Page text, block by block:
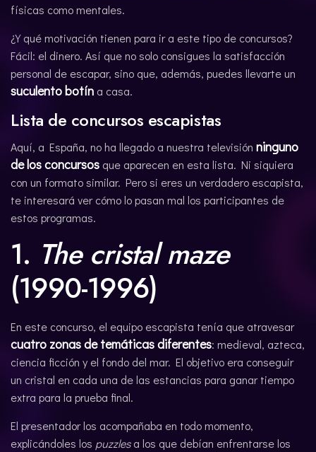
físicas como mentales.
¿Y qué motivación tienen para ir a este tipo de concursos?
Fácil: el dinero. Así que no solo consigues la satisfacción
personal de escapar, sino que, además, puedes llevarte un
suculento botín a casa.
Lista de concursos escapistas
Aquí, a España, no ha llegado a nuestra televisión ninguno
de los concursos que aparecen en esta lista. Ni siquiera
con un formato similar. Pero si eres un verdadero escapista,
te interesará ver cómo lo pasan mal los participantes de
estos programas.
1. The cristal maze
(1990-1996)
En este concurso, el equipo escapista tenía que atravesar
cuatro zonas de temáticas diferentes: medieval, azteca,
ciencia ficción y el fondo del mar. El objetivo era conseguir
un cristal en cada una de las estancias para ganar tiempo
extra para la prueba final.
El presentador los acompañaba en todo momento,
explicándoles los puzzlesa los que debían enfrentarse los